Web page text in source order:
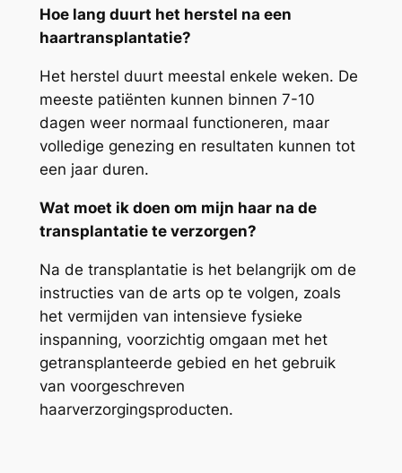
Hoe lang duurt het herstel na een
haartransplantatie?
Het herstel duurt meestal enkele weken. De
meeste patiënten kunnen binnen 7-10
dagen weer normaal functioneren, maar
volledige genezing en resultaten kunnen tot
een jaar duren.
Wat moet ik doen om mijn haar na de
transplantatie te verzorgen?
Na de transplantatie is het belangrijk om de
instructies van de arts op te volgen, zoals
het vermijden van intensieve fysieke
inspanning, voorzichtig omgaan met het
getransplanteerde gebied en het gebruik
van voorgeschreven
haarverzorgingsproducten.